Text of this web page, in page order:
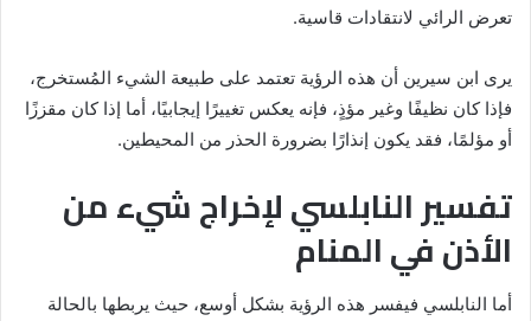
تعرض الرائي لانتقادات قاسية.
يرى ابن سيرين أن هذه الرؤية تعتمد على طبيعة الشيء المُستخرج،
فإذا كان نظيفًا وغير مؤذٍ، فإنه يعكس تغييرًا إيجابيًا، أما إذا كان مقززًا
أو مؤلمًا، فقد يكون إنذارًا بضرورة الحذر من المحيطين.
تفسير النابلسي لإخراج شيء من
الأذن في المنام
أما النابلسي فيفسر هذه الرؤية بشكل أوسع، حيث يربطها بالحالة